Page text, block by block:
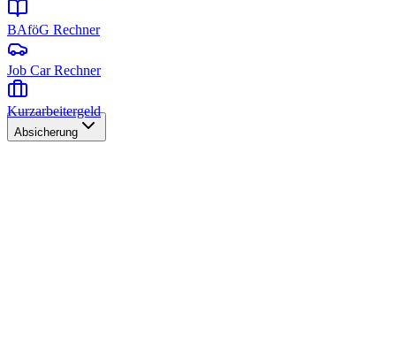
BAföG Rechner
Job Car Rechner
Kurzarbeitergeld
Absicherung